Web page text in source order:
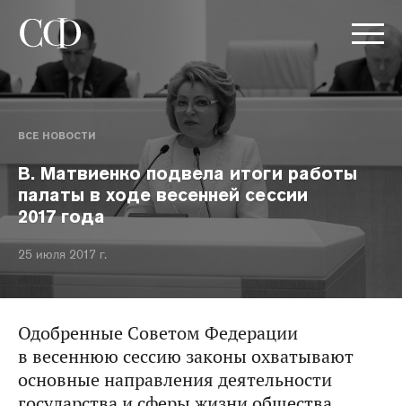
ВСЕ НОВОСТИ
В. Матвиенко подвела итоги работы
палаты в ходе весенней сессии
2017 года
25 июля 2017 г.
Одобренные Советом Федерации
в весеннюю сессию законы охватывают
основные направления деятельности